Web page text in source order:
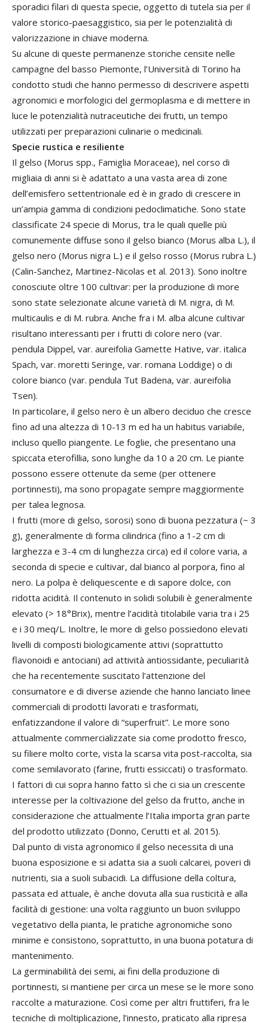
sporadici filari di questa specie, oggetto di tutela sia per il
valore storico-paesaggistico, sia per le potenzialità di
valorizzazione in chiave moderna.
Su alcune di queste permanenze storiche censite nelle
campagne del basso Piemonte, l’Università di Torino ha
condotto studi che hanno permesso di descrivere aspetti
agronomici e morfologici del germoplasma e di mettere in
luce le potenzialità nutraceutiche dei frutti, un tempo
utilizzati per preparazioni culinarie o medicinali.
Specie rustica e resiliente
Il gelso (Morus spp., Famiglia Moraceae), nel corso di
migliaia di anni si è adattato a una vasta area di zone
dell’emisfero settentrionale ed è in grado di crescere in
un’ampia gamma di condizioni pedoclimatiche. Sono state
classificate 24 specie di Morus, tra le quali quelle più
comunemente diffuse sono il gelso bianco (Morus alba L.), il
gelso nero (Morus nigra L.) e il gelso rosso (Morus rubra L.)
(Calin-Sanchez, Martinez-Nicolas et al. 2013). Sono inoltre
conosciute oltre 100 cultivar: per la produzione di more
sono state selezionate alcune varietà di M. nigra, di M.
multicaulis e di M. rubra. Anche fra i M. alba alcune cultivar
risultano interessanti per i frutti di colore nero (var.
pendula Dippel, var. aureifolia Gamette Hative, var. italica
Spach, var. moretti Seringe, var. romana Loddige) o di
colore bianco (var. pendula Tut Badena, var. aureifolia
Tsen).
In particolare, il gelso nero è un albero deciduo che cresce
fino ad una altezza di 10-13 m ed ha un habitus variabile,
incluso quello piangente. Le foglie, che presentano una
spiccata eterofillia, sono lunghe da 10 a 20 cm. Le piante
possono essere ottenute da seme (per ottenere
portinnesti), ma sono propagate sempre maggiormente
per talea legnosa.
I frutti (more di gelso, sorosi) sono di buona pezzatura (~ 3
g), generalmente di forma cilindrica (fino a 1-2 cm di
larghezza e 3-4 cm di lunghezza circa) ed il colore varia, a
seconda di specie e cultivar, dal bianco al porpora, fino al
nero. La polpa è deliquescente e di sapore dolce, con
ridotta acidità. Il contenuto in solidi solubili è generalmente
elevato (> 18°Brix), mentre l’acidità titolabile varia tra i 25
e i 30 meq/L. Inoltre, le more di gelso possiedono elevati
livelli di composti biologicamente attivi (soprattutto
flavonoidi e antociani) ad attività antiossidante, peculiarità
che ha recentemente suscitato l’attenzione del
consumatore e di diverse aziende che hanno lanciato linee
commerciali di prodotti lavorati e trasformati,
enfatizzandone il valore di “superfruit”. Le more sono
attualmente commercializzate sia come prodotto fresco,
su filiere molto corte, vista la scarsa vita post-raccolta, sia
come semilavorato (farine, frutti essiccati) o trasformato.
I fattori di cui sopra hanno fatto sì che ci sia un crescente
interesse per la coltivazione del gelso da frutto, anche in
considerazione che attualmente l’Italia importa gran parte
del prodotto utilizzato (Donno, Cerutti et al. 2015).
Dal punto di vista agronomico il gelso necessita di una
buona esposizione e si adatta sia a suoli calcarei, poveri di
nutrienti, sia a suoli subacidi. La diffusione della coltura,
passata ed attuale, è anche dovuta alla sua rusticità e alla
facilità di gestione: una volta raggiunto un buon sviluppo
vegetativo della pianta, le pratiche agronomiche sono
minime e consistono, soprattutto, in una buona potatura di
mantenimento.
La germinabilità dei semi, ai fini della produzione di
portinnesti, si mantiene per circa un mese se le more sono
raccolte a maturazione. Così come per altri fruttiferi, fra le
tecniche di moltiplicazione, l’innesto, praticato alla ripresa